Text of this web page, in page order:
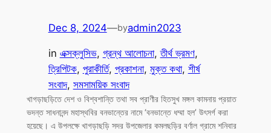
Dec 8, 2024—byadmin2023
in এক্সক্লুসিভ, গ্রন্থ আলোচনা, তীর্থ ভ্রমণ
ত্রিপিটক, পুরাকীর্তি, প্রকাশনা, মুক্ত কথা, শীর্ষ
সংবাদ, সমসাময়িক সংবাদ
খাগড়াছড়িতে দেশ ও বিশ্বশান্তি তথা সব প্রাণীর হিতসুখ মঙ্গল কামনায় প্রয়াত
ভদন্ত সাধনানন্দ মহাস্থবির বনভান্তের নামে ‘বনভান্তে ধম্মা হল’ উৎসর্গ করা
হয়েছে। এ উপলক্ষে খাগড়াছড়ি সদর উপজেলার কমলছড়ির বর্ণাল গ্রামে শনিবার